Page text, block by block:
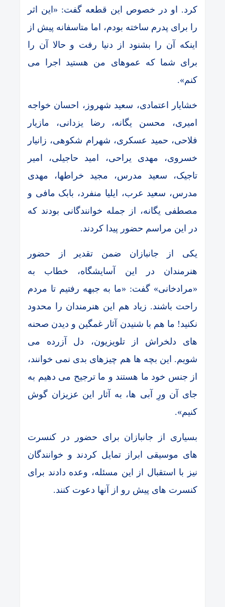
کرد. او در خصوص این قطعه گفت: «این اثر
را برای پدرم ساخته بودم، اما متاسفانه پیش از
اینکه آن را بشنود از دنیا رفت و حالا آن را
برای شما که عموهای من هستید اجرا می
کنم».
خشایار اعتمادی، سعید شهروز، احسان خواجه
امیری، محسن یگانه، رضا یزدانی، مازیار
فلاحی، حمید عسکری، شهرام شکوهی، زانیار
خسروی، مهدی یراحی، امید حاجیلی، امیر
تاجیک، سعید مدرس، مجید خراطها، مهدی
مدرس، سعید عرب، ایلیا منفرد، بابک مافی و
مصطفی یگانه، از جمله خوانندگانی بودند که
در این مراسم حضور پیدا کردند.
یکی از جانبازان ضمن تقدیر از حضور
هنرمندان در این آسایشگاه، خطاب به
«مرادخانی» گفت: «ما به جبهه رفتیم تا مردم
راحت باشند. زیاد هم این هنرمندان را محدود
نکنید! ما هم با شنیدن آثار غمگین و دیدن صحنه
های دلخراش از تلویزیون، دل آزرده می
شویم. این بچه ها هم چیزهای بدی نمی خوانند،
از جنس خود ما هستند و ما ترجیح می دهیم به
جای آن ورِ آبی ها، به آثار این عزیزان گوش
کنیم».
بسیاری از جانبازان برای حضور در کنسرت
های موسیقی ابراز تمایل کردند و خوانندگان
نیز با استقبال از این مسئله، وعده دادند برای
کنسرت های پیش رو از آنها دعوت کنند.